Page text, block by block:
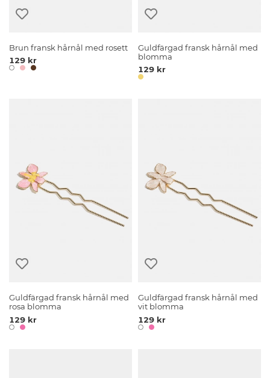
Brun fransk hårnål med rosett
129 kr
Guldfärgad fransk hårnål med
blomma
129 kr
Guldfärgad fransk hårnål med
rosa blomma
129 kr
Guldfärgad fransk hårnål med
vit blomma
129 kr